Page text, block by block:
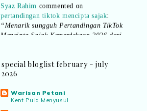
pertandingan tiktok mencipta sajak
“Menarik sungguh Pertandingan TikTok
Mencipta Sajak Kemerdekaan 2026 dari
PNM ni! Platform terbaik serlahkan
pertandingan tiktok mencipta sajak
“Menarik..tapi lama tak mengarang
rasa kurang ideanya.”
special bloglist february - july
2026
Warisan Petani
Kent Pula Menyusul